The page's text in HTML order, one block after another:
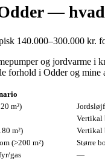
—
140.000–300.000 kr.
og jordvarme
forhold i Odder og mine
m²)
Vertikal
m²)
Vertikal
(>200 m²)
Større
gas
—